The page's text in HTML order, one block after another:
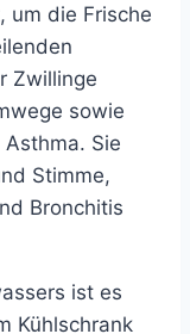
um die Frische
Zwillinge
sowie
Sie
Stimme,
Bronchitis
ist es
Kühlschrank